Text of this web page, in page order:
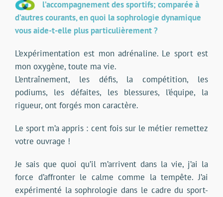
l’accompagnement des sportifs; comparée à
d’autres courants, en quoi la sophrologie dynamique
vous aide-t-elle plus particulièrement ?
L’expérimentation est mon adrénaline. Le sport est
mon oxygène, toute ma vie.
L’entraînement, les défis, la compétition, les
podiums, les défaites, les blessures, l’équipe, la
rigueur, ont forgés mon caractère.
Le sport m’a appris : cent fois sur le métier remettez
votre ouvrage !
Je sais que quoi qu’il m’arrivent dans la vie, j’ai la
force d’affronter le calme comme la tempête. J’ai
expérimenté la sophrologie dans le cadre du sport-